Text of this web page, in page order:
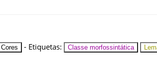
Cores - Etiquetas: Classe morfossintática